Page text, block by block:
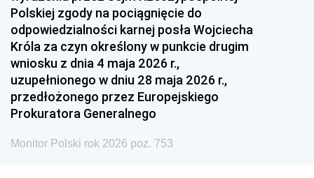
Polskiej zgody na pociągnięcie do
odpowiedzialności karnej posła Wojciecha
Króla za czyn określony w punkcie drugim
wniosku z dnia 4 maja 2026 r.,
uzupełnionego w dniu 28 maja 2026 r.,
przedłożonego przez Europejskiego
Prokuratora Generalnego
Monitor Polski rok 2026 poz. 753